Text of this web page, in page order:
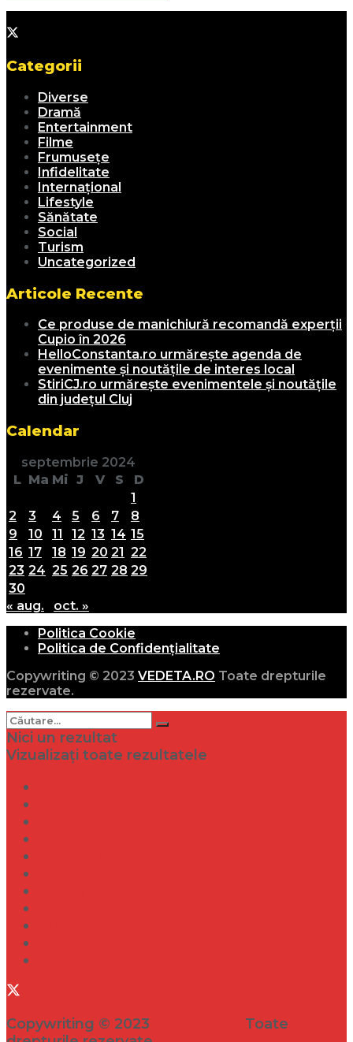
Categorii
Diverse
Dramă
Entertainment
Filme
Frumusețe
Infidelitate
Internațional
Lifestyle
Sănătate
Social
Turism
Uncategorized
Articole Recente
Ce produse de manichiură recomandă experții
Cupio în 2026
HelloConstanta.ro urmărește agenda de
evenimente și noutățile de interes local
StiriCJ.ro urmărește evenimentele și noutățile
din județul Cluj
Calendar
septembrie 2024
L Ma Mi J V S
D
1
2
3 4 5 6 7
8
9
10 11 12 13 14 15
16 17 18 19 20 21 22
23 24 25 26 27 28 29
30
« aug.
oct. »
Politica Cookie
Politica de Confidențialitate
Copywriting © 2023 VEDETA.RO Toate drepturile
rezervate.
Nici un rezultat
Vizualizați toate rezultatele
Copywriting © 2023
Toate